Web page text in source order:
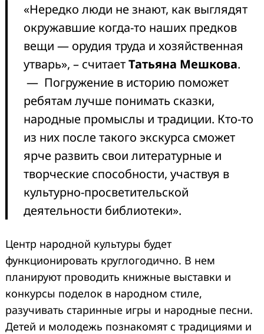
«Нередко люди не знают, как выглядят
окружавшие когда-то наших предков
вещи — орудия труда и хозяйственная
утварь», – считаетТатьяна Мешкова.
— Погружение в историю поможет
ребятам лучше понимать сказки,
народные промыслы и традиции. Кто-то
из них после такого экскурса сможет
ярче развить свои литературные и
творческие способности, участвуя в
культурно-просветительской
деятельности библиотеки».
Центр народной культуры будет
функционировать круглогодично. В нем
планируют проводить книжные выставки и
конкурсы поделок в народном стиле,
разучивать старинные игры и народные песни.
Детей и молодежь познакомят с традициями и